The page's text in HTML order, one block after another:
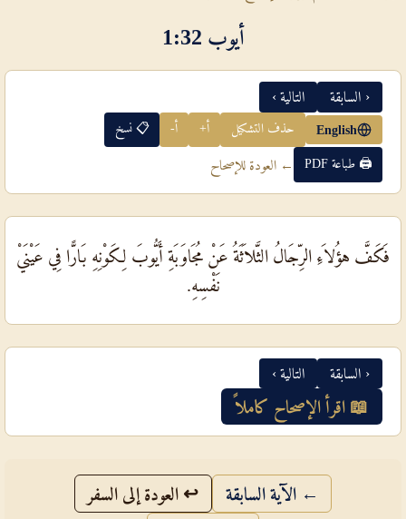
أيوب 32‏:‏1
‹ السابقة التالية ›
English حذف التشكيل أ+ أ- 📋 نسخ
🖨 طباعة PDF ← العودة للإصحاح
فَكَفَّ هؤُلاَءِ الرِّجَالُ الثَّلاَثَةُ عَنْ مُجَاوَبَةِ أَيُّوبَ لِكَوْنِهِ بَارًّا فِي عَيْنَيْ
نَفْسِهِ.
‹ السابقة التالية ›
📖 اقرأ الإصحاح كاملاً
← الآية السابقة ↩ العودة إلى السفر